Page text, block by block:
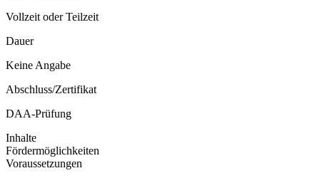
Vollzeit oder Teilzeit
Dauer
Keine Angabe
Abschluss/Zertifikat
DAA-Prüfung
Inhalte
Fördermöglichkeiten
Voraussetzungen